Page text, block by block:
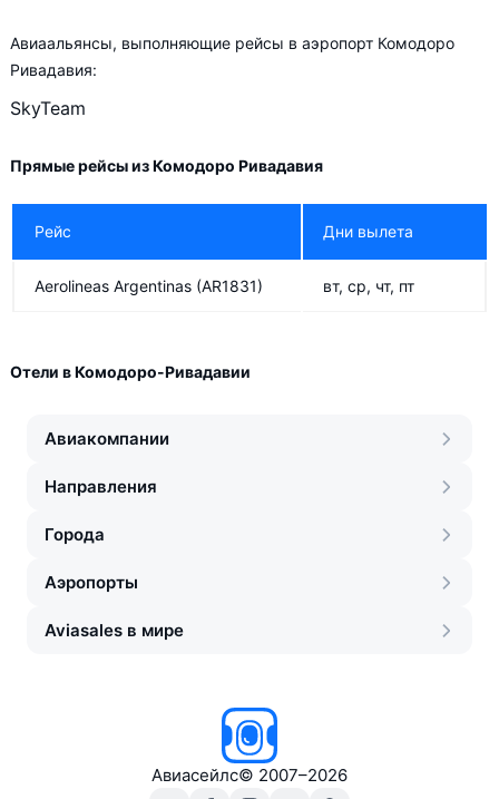
Авиаальянсы, выполняющие рейсы в аэропорт Комодоро
Ривадавия:
SkyTeam
Прямые рейсы из Комодоро Ривадавия
Рейс Дни вылета
Aerolineas Argentinas (AR1831) вт, ср, чт, пт
Отели в Комодоро-Ривадавии
Авиакомпании
Направления
Города
Аэропорты
Aviasales в мире
Авиасейлс© 2007–2026